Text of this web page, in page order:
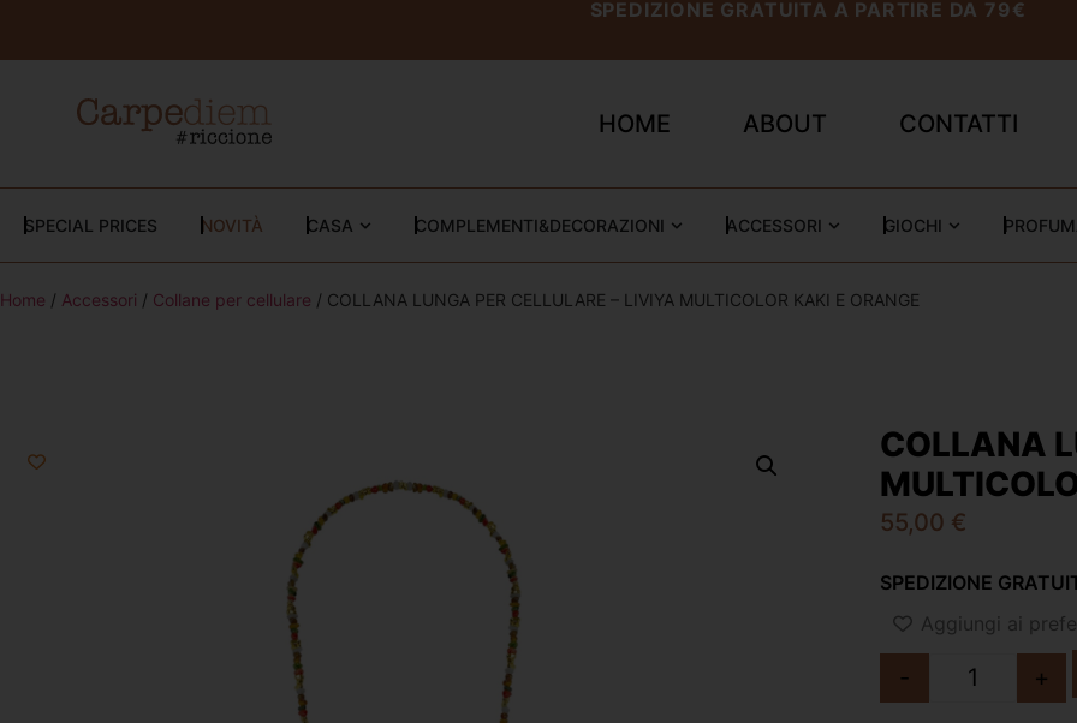
SPEDIZIONE GRATUITA A PARTIRE DA 79€
HOME ABOUT CONTATTI
SPECIAL PRICES NOVITÀ CASA COMPLEMENTI&DECORAZIONI ACCESSORI GIOCHI
Home / Accessori / Collane per cellulare / COLLANA LUNGA PER CELLULARE – LIVIYA MULTICOLOR KAKI E ORANGE
COLLANA
55,00 €
SPEDIZIONE
Aggiungi ai
- +